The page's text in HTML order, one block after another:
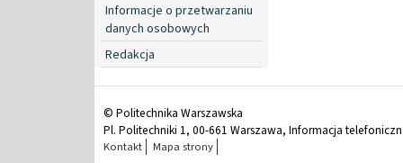
Informacje o przetwarzaniu
danych osobowych
Redakcja
© Politechnika Warszawska
Pl. Politechniki 1, 00-661 Warszawa, Informacja
Kontakt Mapa strony